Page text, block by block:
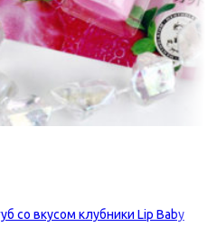
со вкусом клубники Lip Baby